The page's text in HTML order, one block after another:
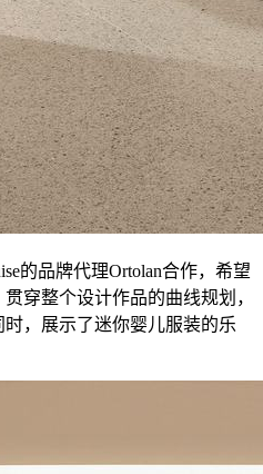
的品牌代理Ortolan合作，希望
穿整个设计作品的曲线规划，
，展示了迷你婴儿服装的乐